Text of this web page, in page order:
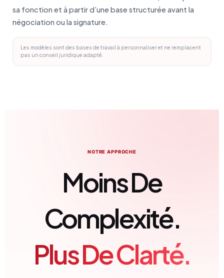
sa fonction et à partir d’une base structurée avant la
négociation ou la signature.
Les modèles sont des bases de travail à personnaliser et ne remplacent
pas un conseil juridique adapté.
NOTRE APPROCHE
Moins De
Complexité.
Plus De Clarté.